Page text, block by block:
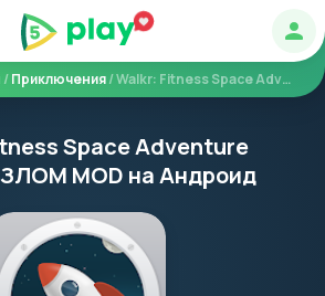
/Приключения/ Walkr: Fitness Space Adventure
Space Adventure
MOD на Андроид